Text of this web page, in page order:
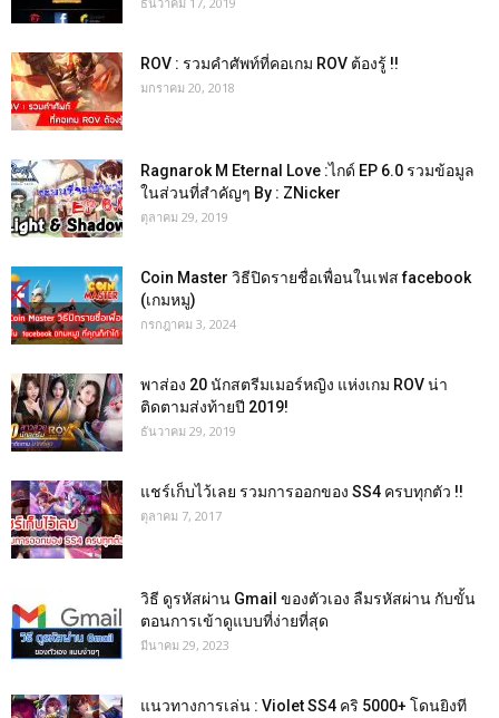
ROV : รวมคำศัพท์ที่คอเกม ROV ต้องรู้ !!
มกราคม 20, 2018
Ragnarok M Eternal Love :ไกด์ EP 6.0 รวมข้อมูล
ในส่วนที่สำคัญๆ By : ZNicker
ตุลาคม 29, 2019
Coin Master วิธีปิดรายชื่อเพื่อนในเฟส facebook
(เกมหมู)
กรกฎาคม 3, 2024
พาส่อง 20 นักสตรีมเมอร์หญิง แห่งเกม ROV น่า
ติดตามส่งท้ายปี 2019!
ธันวาคม 29, 2019
แชร์เก็บไว้เลย รวมการออกของ SS4 ครบทุกตัว !!
ตุลาคม 7, 2017
วิธี ดูรหัสผ่าน Gmail ของตัวเอง ลืมรหัสผ่าน กับขั้น
ตอนการเข้าดูแบบที่ง่ายที่สุด
มีนาคม 29, 2023
แนวทางการเล่น : Violet SS4 คริ 5000+ โดนยิงที